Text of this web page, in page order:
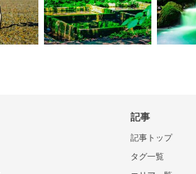
記事
記事トップ
タグ一覧